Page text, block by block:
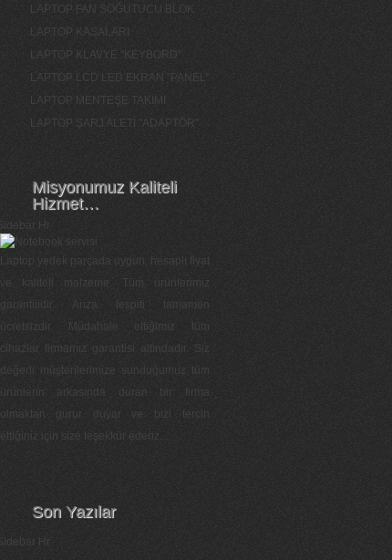
LAPTOP FAN SOĞUTUCU BLOK
LAPTOP KASALARI
LAPTOP KLAVYE "KEYBORD"
LAPTOP LCD LED EKRAN "PANEL"
LAPTOP MENTEŞE TAKIMI
LAPTOP ŞARJ ALETİ "ADAPTÖR"
Misyonumuz Kaliteli
Hizmet…
Laptop yedek parçada uygun, hesaplı fiyat
ve kaliteli malzeme. Tüm ürünlerimiz
garantilidir. Arıza tespiti tamamen
ücretsizdir. Müdahale ettiğimiz tüm
cihazlar firmamız garantisi altındadır. Siz
değerli müşterilerimize sunduğumuz tüm
ürünlerin arkasında duran bir firma
olmaktan gurur duyar ve bizi tercih
ettiğiniz için size teşekkür ederiz...
Son Yazılar